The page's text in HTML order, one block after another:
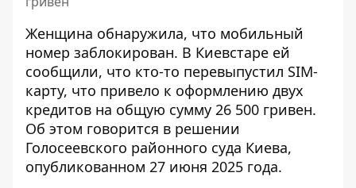
Женщина обнаружила, что мобильный
номер заблокирован. В Киевстаре ей
сообщили, что кто-то перевыпустил SIM-
карту, что привело к оформлению двух
кредитов на общую сумму 26 500 гривен.
Об этом говорится в решении
Голосеевского районного суда Киева,
опубликованном 27 июня 2025 года.